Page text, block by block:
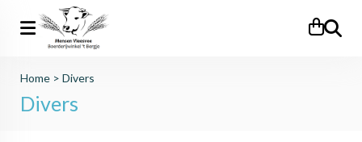
Zoeken
Home > Divers
Divers